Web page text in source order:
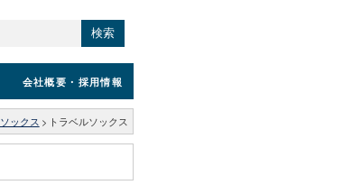
検索
会社概要 ・採用情報
ソックス > トラベルソックス